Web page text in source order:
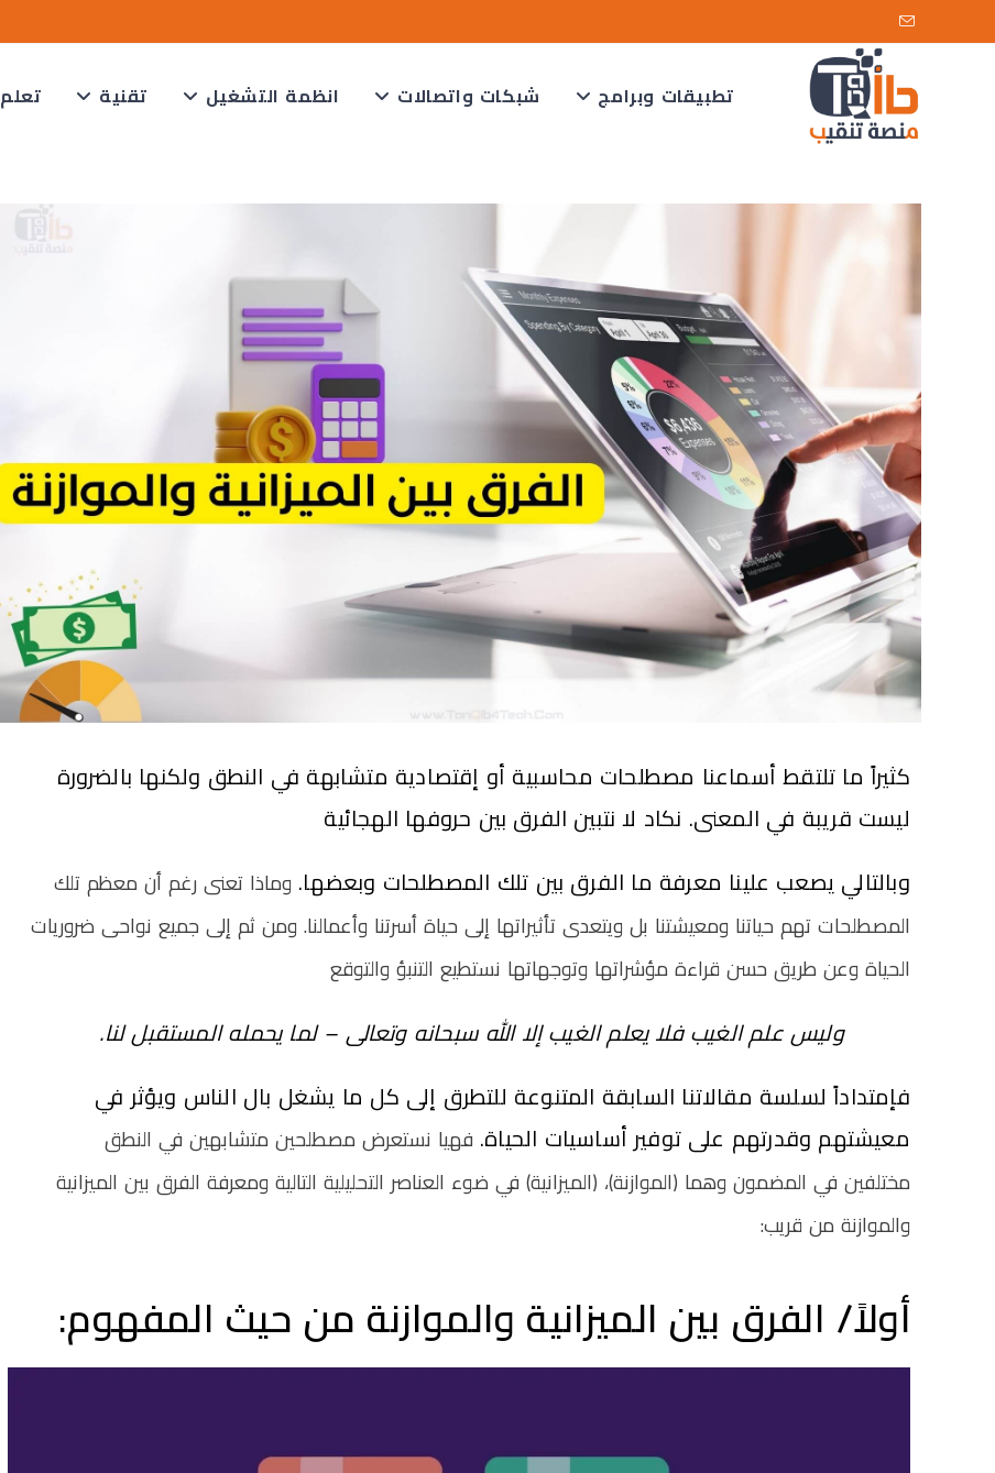
تطبيقات وبرامج شبكات واتصالات انظمة التشغيل تقنية تعلم
كثيراً ما تلتقط أسماعنا مصطلحات محاسبية أو إقتصادية متشابهة في النطق ولكنها بالضرورة
ليست قريبة في المعنى. نكاد لا نتبين الفرق بين حروفها الهجائية
وبالتالي يصعب علينا معرفة ما الفرق بين تلك المصطلحات وبعضها. وماذا تعنى رغم أن معظم تلك
المصطلحات تهم حياتنا ومعيشتنا بل ويتعدى تأثيراتها إلى حياة أسرتنا وأعمالنا. ومن ثم إلى جميع نواحى ضروريات
الحياة وعن طريق حسن قراءة مؤشراتها وتوجهاتها نستطيع التنبؤ والتوقع
وليس علم الغيب فلا يعلم الغيب إلا الله سبحانه وتعالى – لما يحمله المستقبل لنا.
فإمتداداً لسلسة مقالاتنا السابقة المتنوعة للتطرق إلى كل ما يشغل بال الناس ويؤثر في
معيشتهم وقدرتهم على توفير أساسيات الحياة. فهيا نستعرض مصطلحين متشابهين في النطق
مختلفين في المضمون وهما (الموازنة)، (الميزانية) في ضوء العناصر التحليلية التالية ومعرفة الفرق بين الميزانية
والموازنة من قريب:
أولاً/ الفرق بين الميزانية والموازنة من حيث المفهوم: